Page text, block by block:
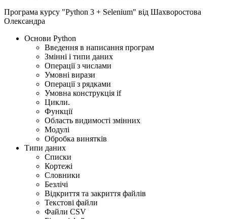
Програма курсу "Python 3 + Selenium" вiд Шахворостова
Олександра
Основи Python
Введення в написання програм
Змінні і типи даних
Операції з числами
Умовні вирази
Операції з рядками
Умовна конструкція if
Цикли.
Функції
Область видимості змінних
Модулі
Обробка винятків
Типи даних
Списки
Кортежі
Словники
Безлічі
Відкриття та закриття файлів
Текстові файли
Файли CSV